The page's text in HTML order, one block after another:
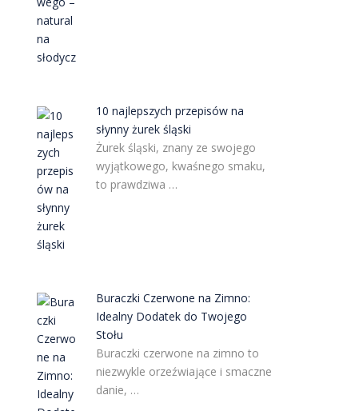
10 najlepszych przepisów na
słynny żurek śląski
Żurek śląski, znany ze swojego
wyjątkowego, kwaśnego smaku,
to prawdziwa …
Buraczki Czerwone na Zimno:
Idealny Dodatek do Twojego
Stołu
Buraczki czerwone na zimno to
niezwykle orzeźwiające i smaczne
danie, …